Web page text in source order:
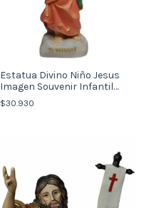
Estatua Divino Niño Jesus
Imagen Souvenir Infantil
(Italy)
$30.930